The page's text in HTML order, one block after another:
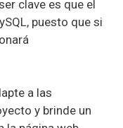
clave es que el
puesto que si
a las
y brinde un